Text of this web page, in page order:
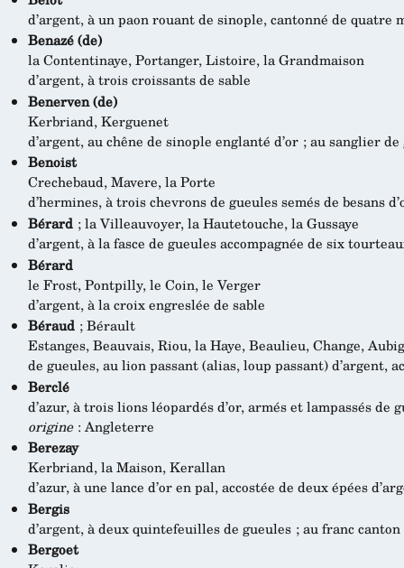
d’argent, à un paon rouant de sinople, cantonné de quatre
Benazé (de)
la Contentinaye, Portanger, Listoire, la Grandmaison
d’argent, à trois croissants de sable
Benerven (de)
Kerbriand, Kerguenet
d’argent, au chêne de sinople englanté d’or ; au sanglier
Benoist
Crechebaud, Mavere, la Porte
d’hermines, à trois chevrons de gueules semés de besans
Bérard; la Villeauvoyer, la Hautetouche, la Gussaye
d’argent, à la fasce de gueules accompagnée de six
Bérard
le Frost, Pontpilly, le Coin, le Verger
d’argent, à la croix engreslée de sable
Béraud; Bérault
Estanges, Beauvais, Riou, la Haye, Beaulieu, Change,
de gueules, au lion passant (alias, loup passant) d’argent,
Berclé
d’azur, à trois lions léopardés d’or, armés et lampassés de
origine: Angleterre
Berezay
Kerbriand, la Maison, Kerallan
d’azur, à une lance d’or en pal, accostée de deux épées
Bergis
d’argent, à deux quintefeuilles de gueules ; au franc canton
Bergoet